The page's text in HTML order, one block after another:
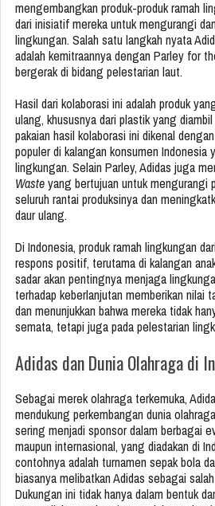
mengembangkan produk-produk ramah
dari inisiatif mereka untuk mengurangi
lingkungan. Salah satu langkah nyata
adalah kemitraannya dengan Parley for
bergerak di bidang pelestarian laut.
Hasil dari kolaborasi ini adalah produk
ulang, khususnya dari plastik yang
pakaian hasil kolaborasi ini dikenal
populer di kalangan konsumen Indonesia
lingkungan. Selain Parley, Adidas juga
Wasteyang bertujuan untuk mengurangi
seluruh rantai produksinya dan
daur ulang.
Di Indonesia, produk ramah lingkungan
respons positif, terutama di kalangan
sadar akan pentingnya menjaga
terhadap keberlanjutan memberikan nilai
dan menunjukkan bahwa mereka tidak
semata, tetapi juga pada pelestarian
Adidas dan Dunia Olahraga di
Sebagai merek olahraga terkemuka,
mendukung perkembangan dunia
sering menjadi sponsor dalam berbagai
maupun internasional, yang diadakan di
contohnya adalah turnamen sepak bola
biasanya melibatkan Adidas sebagai
Dukungan ini tidak hanya dalam bentuk